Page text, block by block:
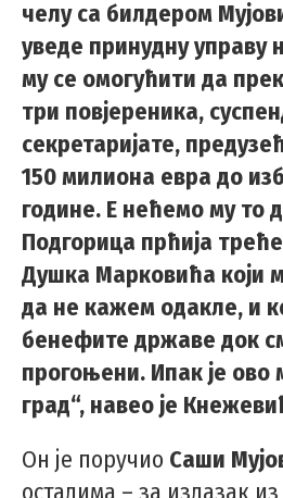
челу са билдером
уведе принудну управу
му се омогућити да
три повјереника,
секретаријате,
150 милиона евра до
године. Е нећемо му то
Подгорица прћија
Душка Марковића који
да не кажем одакле, и
бенефите државе док
прогоњени. Ипак је
град“, навео је
Он је поручио Саши
осталима – за излазак